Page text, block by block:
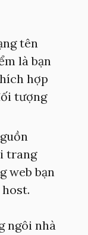
tên
là bạn
hợp
tượng
trang
web bạn
ngôi nhà